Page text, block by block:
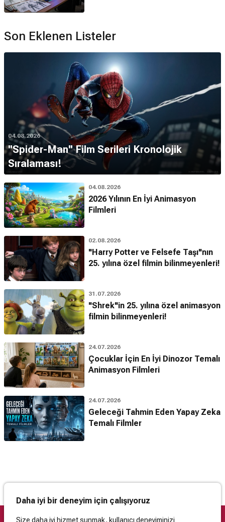
Son Eklenen Listeler
04.08.2026
''Spider-Man'' Film Serileri Kronolojik
Sıralaması!
04.08.2026
2026 Yılının En İyi Animasyon
Filmleri
02.08.2026
"Harry Potter ve Felsefe Taşı"nın
25. yılına özel filmin bilinmeyenleri!
31.07.2026
"Shrek"in 25. yılına özel animasyon
filmin bilinmeyenleri!
24.07.2026
Çocuklar İçin En İyi Dinozor Temalı
Animasyon Filmleri
24.07.2026
Geleceği Tahmin Eden Yapay Zeka
Temalı Filmler
Daha iyi bir deneyim için çalışıyoruz
Size daha iyi hizmet sunmak, kullanıcı deneyiminizi